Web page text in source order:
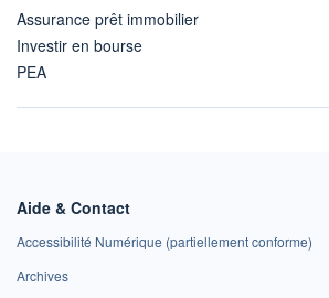
Assurance prêt immobilier
Investir en bourse
PEA
Aide & Contact
Accessibilité Numérique (partiellement conforme)
Archives